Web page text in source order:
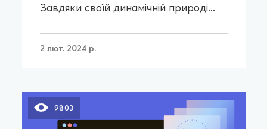
Завдяки своїй динамічній природі...
2 лют. 2024 р.
9803